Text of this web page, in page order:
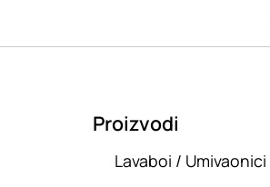
Proizvodi
Lavaboi / Umivaonici